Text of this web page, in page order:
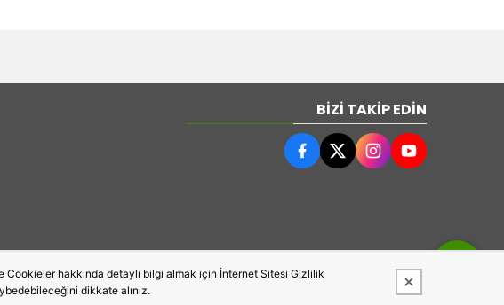
BIZI TAKIP EDIN
hakkında detaylı bilgi almak için İnternet Sitesi Gizlilik
dikkate alınız.